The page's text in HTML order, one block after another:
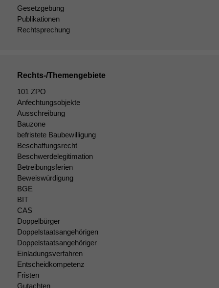
Gesetzgebung
Publikationen
Rechtsprechung
Rechts-/Themengebiete
101 ZPO
Anfechtungsobjekte
Ausschreibung
Bauzone
befristete Baubewilligung
Beschaffungsrecht
Beschwerdelegitimation
Betreibungsferien
Beweiswürdigung
BGE
BIT
CAS
Doppelbürger
Doppelstaatsangehörigen
Doppelstaatsangehöriger
Einladungsverfahren
Entscheidkompetenz
Fristen
Gutachten